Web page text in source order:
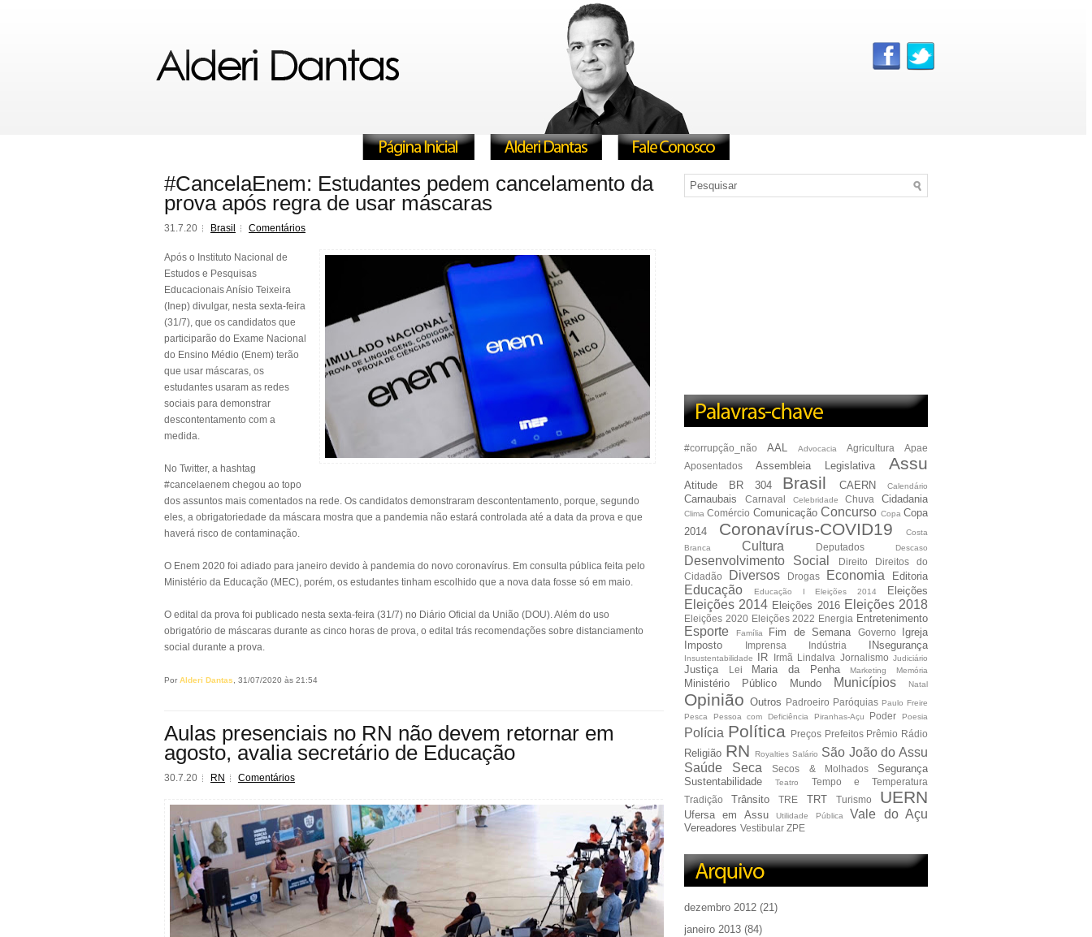
#CancelaEnem: Estudantes pedem cancelamento da
prova após regra de usar máscaras
31.7.20 Brasil Comentários
Após o Instituto Nacional de
Estudos e Pesquisas
Educacionais Anísio Teixeira
(Inep) divulgar, nesta sexta-feira
(31/7), que os candidatos que
participarão do Exame Nacional
do Ensino Médio (Enem) terão
que usar máscaras, os
estudantes usaram as redes
sociais para demonstrar
descontentamento com a
medida.
No Twitter, a hashtag
#cancelaenem chegou ao topo
dos assuntos mais comentados na rede. Os candidatos demonstraram descontentamento, porque, segundo
eles, a obrigatoriedade da máscara mostra que a pandemia não estará controlada até a data da prova e que
haverá risco de contaminação.
O Enem 2020 foi adiado para janeiro devido à pandemia do novo coronavírus. Em consulta pública feita pelo
Ministério da Educação (MEC), porém, os estudantes tinham escolhido que a nova data fosse só em maio.
O edital da prova foi publicado nesta sexta-feira (31/7) no Diário Oficial da União (DOU). Além do uso
obrigatório de máscaras durante as cinco horas de prova, o edital trás recomendações sobre distanciamento
social durante a prova.
Por Alderi Dantas , 31/07/2020 às 21:54
Aulas presenciais no RN não devem retornar em
agosto, avalia secretário de Educação
30.7.20 RN Comentários
#corrupção_não AAL Advocacia Agricultura
Apae
Aposentados
Assembleia Legislativa Assu
Atitude BR 304 Brasil CAERN Calendário
Carnaubais Carnaval Celebridade Chuva Cidadania
Clima Comércio Comunicação Concurso Copa Copa
2014
Coronavírus-COVID19
Costa
Branca
Cultura Deputados Descaso
Desenvolvimento Social Direito
Direitos do
Cidadão
Diversos Drogas Economia Editoria
Educação Educação I Eleições 2014 Eleições
Eleições 2014 Eleições 2016 Eleições 2018
Eleições 2020 Eleições 2022 Energia Entretenimento
Esporte Família Fim de Semana Governo
Igreja
Imposto
Imprensa Indústria INsegurança
Insustentabilidade IR Irmã Lindalva Jornalismo Judiciário
Justiça Lei Maria da Penha Marketing Memória
Ministério Público Mundo Municípios Natal
Opinião Outros Padroeiro Paróquias Paulo Freire
Pesca
Pessoa com Deficiência Piranhas-Açu Poder Poesia
Polícia Política Preços Prefeitos Prêmio Rádio
Religião RN Royalties Salário São João do Assu
Saúde
Seca Secos & Molhados
Segurança
Sustentabilidade
Teatro
Tempo e Temperatura
Tradição
Trânsito TRE TRT Turismo UERN
Ufersa em Assu Utilidade Pública Vale do Açu
Vereadores Vestibular ZPE
dezembro 2012 (21)
janeiro 2013 (84)